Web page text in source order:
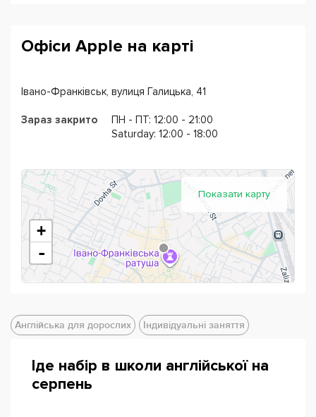
постійно проходять стажування за кордоном та
дружня атмосфера центру, яка зробить ваше навчання
не лише якісним і результативним, а й приємним та
цікавим.
щоб дізнатися свій рівень володіння англійською
мовою і стати студентом Apple центра!
Офіси Apple на карті
Івано-Франківськ, вулиця Галицька, 41
Зараз закрито
ПН - ПТ: 12:00 - 21:00
Saturday: 12:00 - 18:00
Показати карту
+
-
Англійська для дорослих Індивідуальні заняття
Іде набір в школи англійської на
серпень